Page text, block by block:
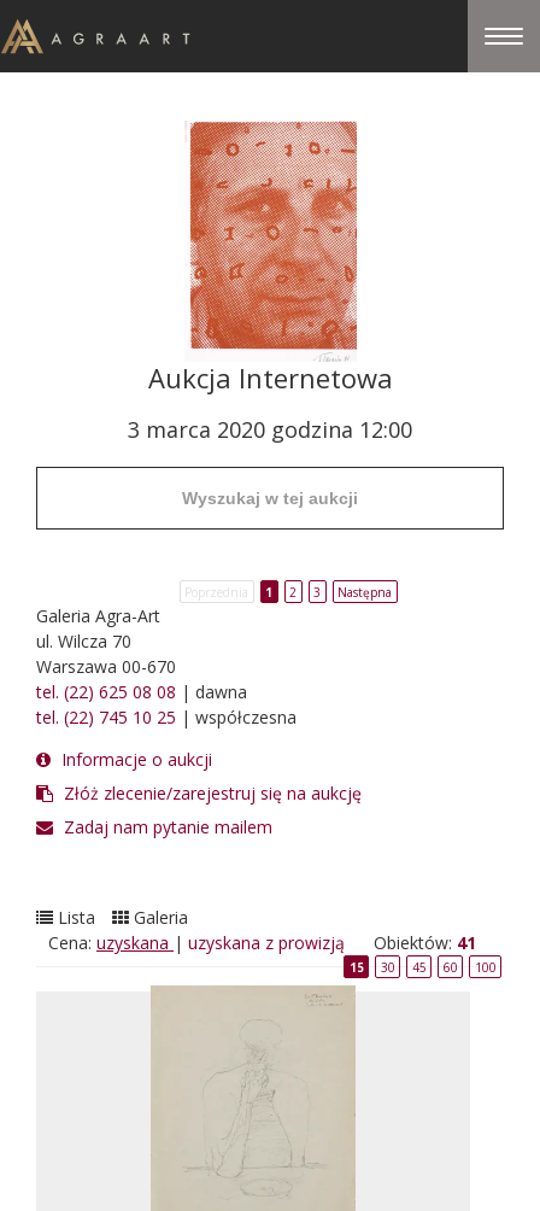
Aukcja Internetowa
3 marca 2020 godzina 12:00
Poprzednia 1 2 3 Następna
Galeria Agra-Art
ul. Wilcza 70
Warszawa 00-670
tel. (22) 625 08 08 | dawna
tel. (22) 745 10 25 | współczesna
Informacje o aukcji
Złóż zlecenie/zarejestruj się na aukcję
Zadaj nam pytanie mailem
Lista
Galeria
Cena: uzyskana | uzyskana z prowizją Obiektów: 41
15 30 45 60 100